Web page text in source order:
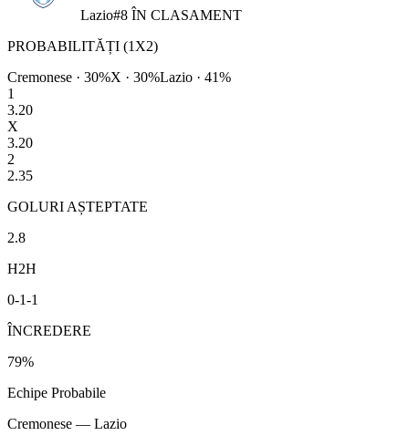
Lazio#8 ÎN CLASAMENT
PROBABILITĂȚI (1X2)
Cremonese · 30%X · 30%Lazio · 41%
1
3.20
X
3.20
2
2.35
GOLURI AȘTEPTATE
2.8
H2H
0-1-1
ÎNCREDERE
79%
Echipe Probabile
Cremonese — Lazio